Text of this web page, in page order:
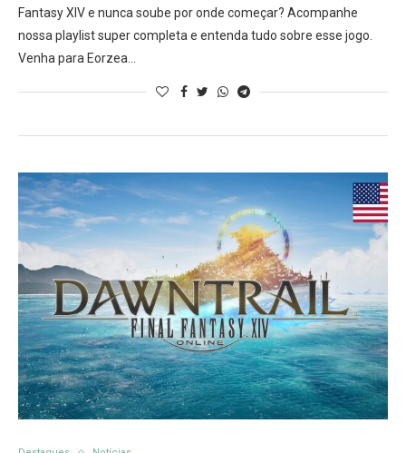
Fantasy XIV e nunca soube por onde começar? Acompanhe
nossa playlist super completa e entenda tudo sobre esse jogo.
Venha para Eorzea…